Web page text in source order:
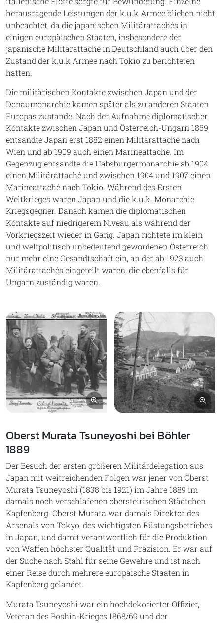
herausragende Leistungen der k.u.k Armee blieben nicht
unbeachtet, da die japanischen Militärattachés in
einigen europäischen Staaten, insbesondere der
japanische Militärattaché in Deutschland auch über den
Zustand der k.u.k Armee nach Tokio zu berichteten
hatten.
Die militärischen Kontakte zwischen Japan und der
Donaumonarchie kamen später als zu anderen Staaten
Europas zustande. Nach der Aufnahme diplomatischer
Kontakte zwischen Japan und Österreich-Ungarn 1869
entsandte Japan erst 1882 einen Militärattaché nach
Wien und ab 1909 auch einen Marineattaché. Im
Gegenzug entsandte die Habsburgermonarchie ab 1904
einen Militärattaché und zwischen 1904 und 1907 einen
Marineattaché nach Tokio. Während des Ersten
Weltkrieges waren Japan und die k.u.k. Monarchie
Kriegsgegner. Danach kamen die diplomatischen
Kontakte auf niedrigerem Niveau als während der
Vorkriegszeit wieder in Gang. Japan richtete im klein
und weltpolitisch unbedeutend gewordenen Österreich
nur mehr eine Gesandtschaft ein, an der ab 1923 auch
Militärattachés eingeteilt waren, die ebenfalls für
Ungarn zuständig waren.
Bild vergrößern
Oberst Murata Tsuneyoshi bei Böhler
1889
Der Besuch der ersten größeren Militärdelegation aus
Japan mit weitreichenden Folgen war jener von Oberst
Murata Tsuneyoshi (1838 bis 1921) im Jahre 1889 im
damals noch verschlafenen obersteirischen Städtchen
Kapfenberg. Oberst Murata war damals Direktor des
Arsenals von Tokyo, des wichtigsten Rüstungsbetriebes
in Japan, und damit verantwortlich für die Produktion
von Waffen höchster Qualität und Präzision. Er war auf
der Suche nach Stahl für seine Gewehre und ist nach
einer Reise durch mehrere europäische Staaten in
Kapfenberg gelandet.
Murata Tsuneyoshi war ein hochdekorierter Offizier,
Veteran des Boshin-Krieges 1868/69 und der